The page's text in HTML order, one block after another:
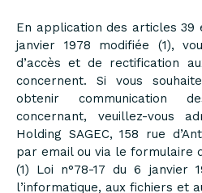
En application des articles 39
janvier 1978 modifiée (1),
d’accès et de rectification
concernent. Si vous
obtenir communication
concernant, veuillez-vous
Holding SAGEC, 158 rue
par email ou via le formulaire
(1) Loi n°78-17 du 6 janvier
l’informatique, aux fichiers et